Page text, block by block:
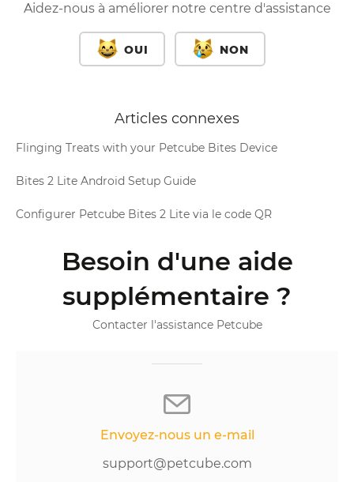
Aidez-nous à améliorer notre centre d'assistance
OUI NON
Articles connexes
Flinging Treats with your Petcube Bites Device
Bites 2 Lite Android Setup Guide
Configurer Petcube Bites 2 Lite via le code QR
Besoin d'une aide
supplémentaire ?
Contacter l'assistance Petcube
Envoyez-nous un e-mail
support@petcube.com